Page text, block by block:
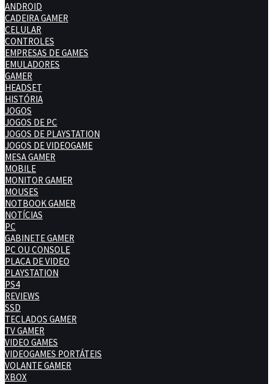
ANDROID
CADEIRA GAMER
CELULAR
CONTROLES
EMPRESAS DE GAMES
EMULADORES
GAMER
HEADSET
HISTÓRIA
JOGOS
JOGOS DE PC
JOGOS DE PLAYSTATION
JOGOS DE VIDEOGAME
MESA GAMER
MOBILE
MONITOR GAMER
MOUSES
NOTBOOK GAMER
NOTÍCIAS
PC
GABINETE GAMER
PC OU CONSOLE
PLACA DE VIDEO
PLAYSTATION
PS4
REVIEWS
SSD
TECLADOS GAMER
TV GAMER
VIDEO GAMES
VIDEOGAMES PORTÁTEIS
VOLANTE GAMER
XBOX